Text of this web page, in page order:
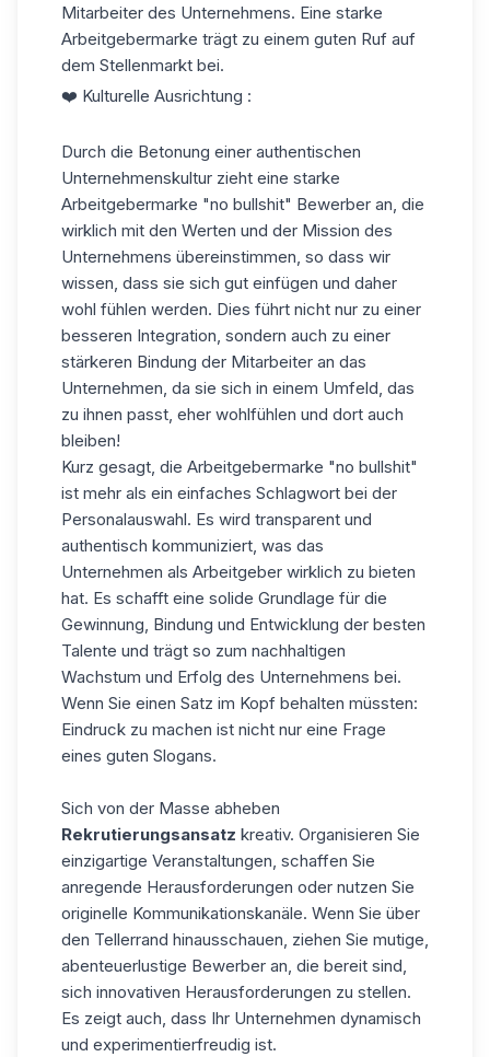
Mitarbeiter des Unternehmens. Eine starke
Arbeitgebermarke trägt zu einem guten Ruf auf
dem Stellenmarkt bei.
❤️ Kulturelle Ausrichtung :
Durch die Betonung einer authentischen
Unternehmenskultur zieht eine starke
Arbeitgebermarke "no bullshit" Bewerber an, die
wirklich mit den Werten und der Mission des
Unternehmens übereinstimmen, so dass wir
wissen, dass sie sich gut einfügen und daher
wohl fühlen werden. Dies führt nicht nur zu einer
besseren Integration, sondern auch zu einer
stärkeren Bindung der Mitarbeiter an das
Unternehmen, da sie sich in einem Umfeld, das
zu ihnen passt, eher wohlfühlen und dort auch
bleiben!
Kurz gesagt, die Arbeitgebermarke "no bullshit"
ist mehr als ein einfaches Schlagwort bei der
Personalauswahl. Es wird transparent und
authentisch kommuniziert, was das
Unternehmen als Arbeitgeber wirklich zu bieten
hat. Es schafft eine solide Grundlage für die
Gewinnung, Bindung und Entwicklung der besten
Talente und trägt so zum nachhaltigen
Wachstum und Erfolg des Unternehmens bei.
Wenn Sie einen Satz im Kopf behalten müssten:
Eindruck zu machen ist nicht nur eine Frage
eines guten Slogans.
Sich von der Masse abheben
Rekrutierungsansatz kreativ. Organisieren Sie
einzigartige Veranstaltungen, schaffen Sie
anregende Herausforderungen oder nutzen Sie
originelle Kommunikationskanäle. Wenn Sie über
den Tellerrand hinausschauen, ziehen Sie mutige,
abenteuerlustige Bewerber an, die bereit sind,
sich innovativen Herausforderungen zu stellen.
Es zeigt auch, dass Ihr Unternehmen dynamisch
und experimentierfreudig ist.